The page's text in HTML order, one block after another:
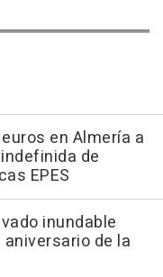
en Almería a
de
EPES
inundable
de la